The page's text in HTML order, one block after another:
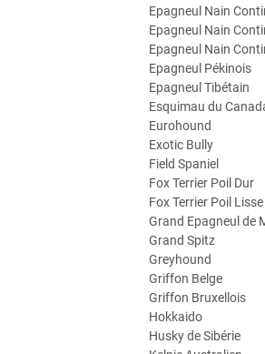
Epagneul Nain
Epagneul Nain
Epagneul Nain
Epagneul Pékinois
Epagneul Tibétain
Esquimau du
Eurohound
Exotic Bully
Field Spaniel
Fox Terrier Poil Dur
Fox Terrier Poil Lisse
Grand Epagneul de
Grand Spitz
Greyhound
Griffon Belge
Griffon Bruxellois
Hokkaido
Husky de Sibérie